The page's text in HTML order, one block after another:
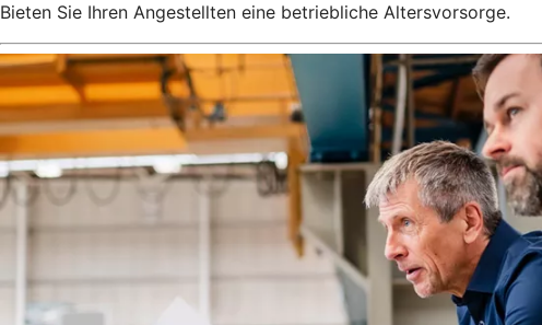
Bieten Sie Ihren Angestellten eine betriebliche Altersvorsorge.